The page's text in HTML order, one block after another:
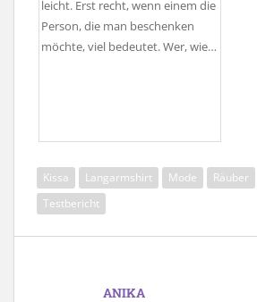
leicht. Erst recht, wenn einem die
Person, die man beschenken
möchte, viel bedeutet. Wer, wie…
Kissa Langarmshirt Mode Räuber
Testbericht
ANIKA